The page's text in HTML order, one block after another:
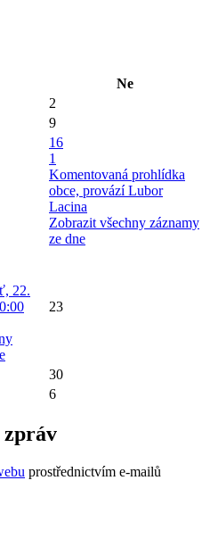
Ne
2
9
16
1
Komentovaná prohlídka
obce, provází Lubor
Lacina
Zobrazit všechny záznamy
ze dne
22.
23
30
6
zpráv
prostřednictvím e-mailů